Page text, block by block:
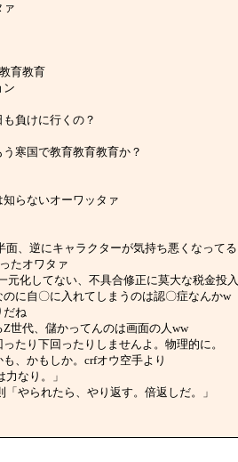
ァ
育教育
ン
負けに行くの？
寒国で教育教育教育か？
知らないオーワッタァ
、逆にキャラクターが気持ち悪くなってる
たオワタァ
元化してない、不具合修正に莫大な税金投入
に自〇に入れてしまうのは認〇症なんかw
だね
世代、儲かってんのは画面の人ww
たり下回ったりしませんよ。物理的に。
、かもしか。crfオウ空手より
なり。」
やられたら、やり返す。倍返しだ。」